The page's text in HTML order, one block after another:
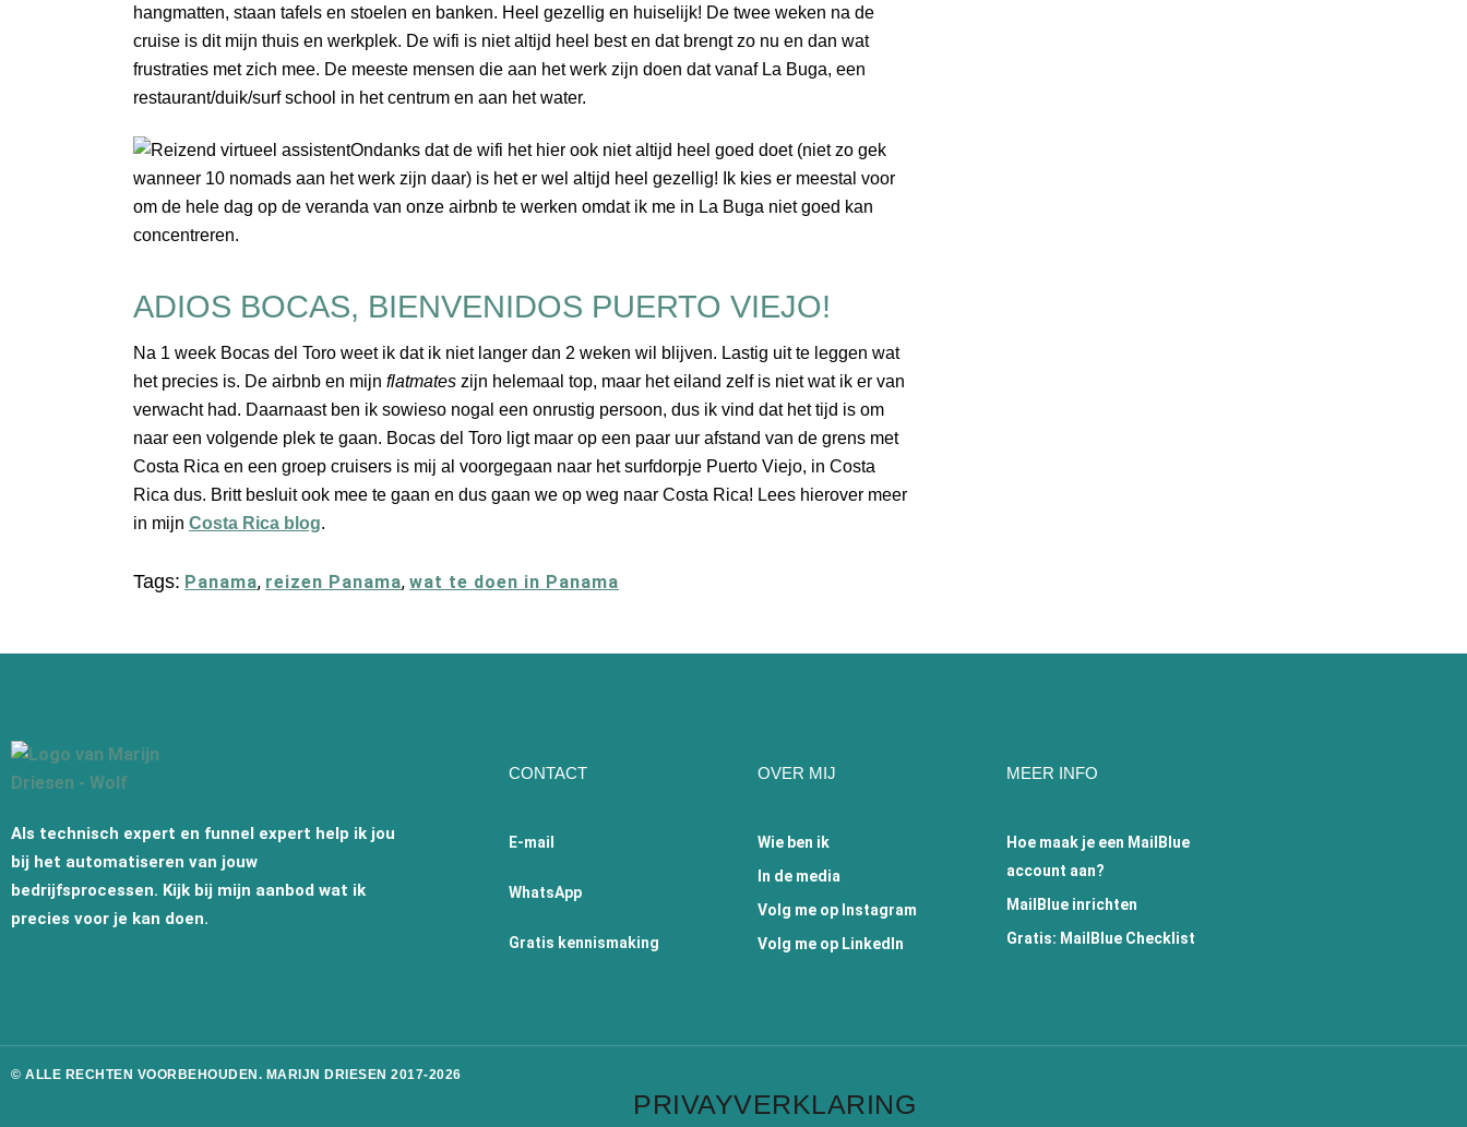
hangmatten, staan tafels en stoelen en banken. Heel gezellig en huiselijk! De twee weken na de
cruise is dit mijn thuis en werkplek. De wifi is niet altijd heel best en dat brengt zo nu en dan wat
frustraties met zich mee. De meeste mensen die aan het werk zijn doen dat vanaf La Buga, een
restaurant/duik/surf school in het centrum en aan het water.
Ondanks dat de wifi het hier ook niet altijd heel goed doet (niet zo gek
wanneer 10 nomads aan het werk zijn daar) is het er wel altijd heel gezellig! Ik kies er meestal voor
om de hele dag op de veranda van onze airbnb te werken omdat ik me in La Buga niet goed kan
concentreren.
ADIOS BOCAS, BIENVENIDOS PUERTO VIEJO!
Na 1 week Bocas del Toro weet ik dat ik niet langer dan 2 weken wil blijven. Lastig uit te leggen wat
het precies is. De airbnb en mijn flatmates zijn helemaal top, maar het eiland zelf is niet wat ik er van
verwacht had. Daarnaast ben ik sowieso nogal een onrustig persoon, dus ik vind dat het tijd is om
naar een volgende plek te gaan. Bocas del Toro ligt maar op een paar uur afstand van de grens met
Costa Rica en een groep cruisers is mij al voorgegaan naar het surfdorpje Puerto Viejo, in Costa
Rica dus. Britt besluit ook mee te gaan en dus gaan we op weg naar Costa Rica! Lees hierover meer
in mijn Costa Rica blog.
Tags: Panama, reizen Panama, wat te doen in Panama
Als technisch expert en funnel expert help ik jou
bij het automatiseren van jouw
bedrijfsprocessen. Kijk bij mijn aanbod wat ik
precies voor je kan doen.
CONTACT
E-mail
WhatsApp
Gratis kennismaking
OVER MIJ
Wie ben ik
In de media
Volg me op Instagram
Volg me op LinkedIn
MEER INFO
Hoe maak je een MailBlue
account aan?
MailBlue inrichten
Gratis: MailBlue Checklist
© ALLE RECHTEN VOORBEHOUDEN. MARIJN DRIESEN 2017-2026
PRIVAYVERKLARING